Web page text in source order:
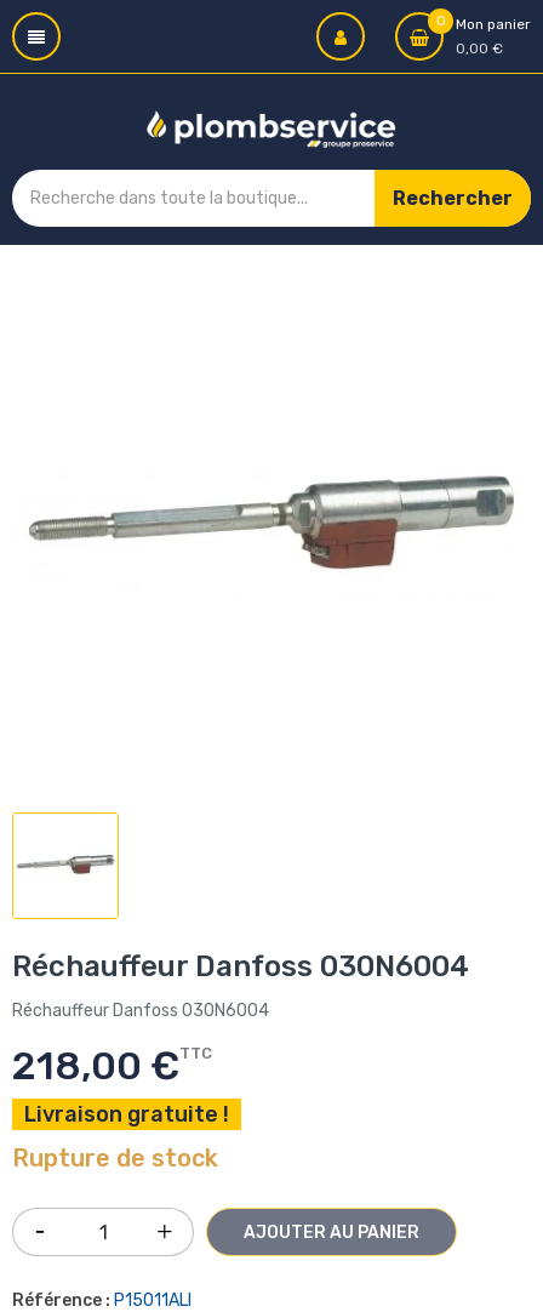
0
Mon panier
0,00 €
Rechercher
Réchauffeur Danfoss 030N6004
Réchauffeur Danfoss 030N6004
218,00 €TTC
Livraison gratuite !
Rupture de stock
AJOUTER AU PANIER
Référence : P15011ALI